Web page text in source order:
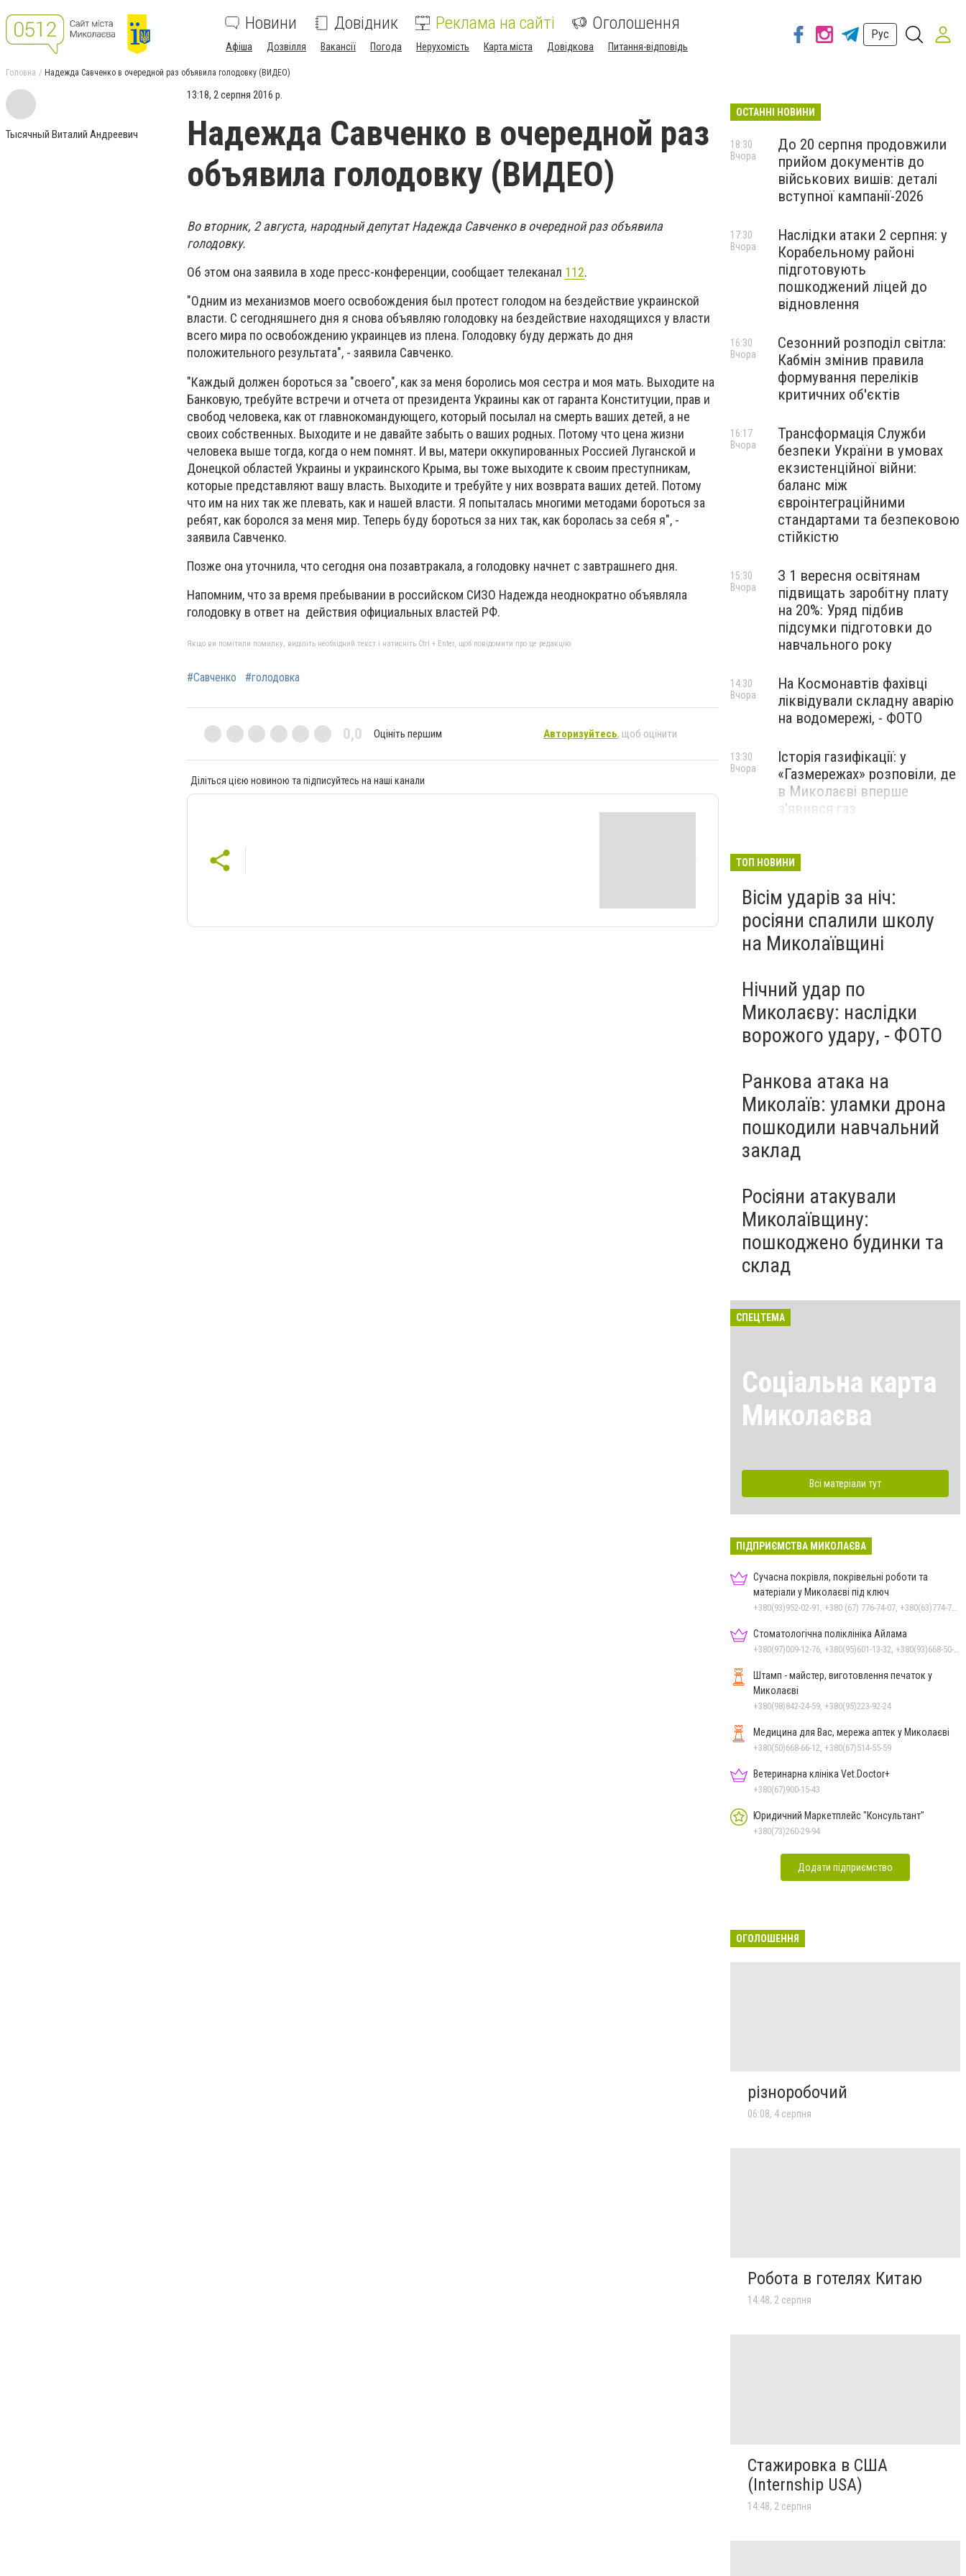
Новини Довідник Реклама на сайті Оголошення
Афіша Дозвілля Вакансії Погода Нерухомість Карта міста Довідкова Питання-відповідь
Рус
Головна Надежда Савченко в очередной раз объявила голодовку (ВИДЕО)
Тысячный Виталий Андреевич
13:18, 2 серпня 2016 р.
Надежда Савченко в очередной раз
объявила голодовку (ВИДЕО)
Во вторник, 2 августа, народный депутат Надежда Савченко в очередной раз объявила
голодовку.
Об этом она заявила в ходе пресс-конференции, сообщает телеканал 112.
"Одним из механизмов моего освобождения был протест голодом на бездействие украинской
власти. С сегодняшнего дня я снова объявляю голодовку на бездействие находящихся у власти
всего мира по освобождению украинцев из плена. Голодовку буду держать до дня
положительного результата", - заявила Савченко.
"Каждый должен бороться за "своего", как за меня боролись моя сестра и моя мать. Выходите на
Банковую, требуйте встречи и отчета от президента Украины как от гаранта Конституции, прав и
свобод человека, как от главнокомандующего, который посылал на смерть ваших детей, а не
своих собственных. Выходите и не давайте забыть о ваших родных. Потому что цена жизни
человека выше тогда, когда о нем помнят. И вы, матери оккупированных Россией Луганской и
Донецкой областей Украины и украинского Крыма, вы тоже выходите к своим преступникам,
которые представляют вашу власть. Выходите и требуйте у них возврата ваших детей. Потому
что им на них так же плевать, как и нашей власти. Я попыталась многими методами бороться за
ребят, как боролся за меня мир. Теперь буду бороться за них так, как боролась за себя я", -
заявила Савченко.
Позже она уточнила, что сегодня она позавтракала, а голодовку начнет с завтрашнего дня.
Напомним, что за время пребывании в российском СИЗО Надежда неоднократно объявляла
голодовку в ответ на действия официальных властей РФ.
Якщо ви помітили помилку, виділіть необхідний текст і натисніть Ctrl + Enter, щоб повідомити про це редакцію
#Савченко #голодовка
0,0 Оцініть першим Авторизуйтесь, щоб оцінити
Діліться цією новиною та підписуйтесь на наші канали
ОСТАННІ НОВИНИ
До 20 серпня продовжили
прийом документів до
військових вишів: деталі
вступної кампанії-2026
18:30
Вчора
Наслідки атаки 2 серпня: у
Корабельному районі
підготовують
пошкоджений ліцей до
відновлення
17:30
Вчора
Сезонний розподіл світла:
Кабмін змінив правила
формування переліків
критичних об'єктів
16:30
Вчора
Трансформація Служби
безпеки України в умовах
екзистенційної війни:
баланс між
євроінтеграційними
стандартами та безпековою
стійкістю
16:17
Вчора
З 1 вересня освітянам
підвищать заробітну плату
на 20%: Уряд підбив
підсумки підготовки до
навчального року
15:30
Вчора
На Космонавтів фахівці
ліквідували складну аварію
на водомережі, - ФОТО
14:30
Вчора
Історія газифікації: у
«Газмережах» розповіли, де
в Миколаєві вперше
з'явився газ
13:30
Вчора
Миколаєві 2026: шукаємо
перезавантаження
ПАРТНЕРСЬКИЙ СПЕЦПРОЄКТ
Вчора
ТОП НОВИНИ
Вісім ударів за ніч:
росіяни спалили школу
на Миколаївщині
Нічний удар по
Миколаєву: наслідки
ворожого удару, - ФОТО
Ранкова атака на
Миколаїв: уламки дрона
пошкодили навчальний
заклад
Росіяни атакували
Миколаївщину:
пошкоджено будинки та
склад
СПЕЦТЕМА
Соціальна карта
Миколаєва
Всі матеріали тут
ПІДПРИЄМСТВА МИКОЛАЄВА
Сучасна покрівля, покрівельні роботи та
матеріали у Миколаєві під ключ
Стоматологічна поліклініка Айлама
Штамп - майстер, виготовлення печаток у
Миколаєві
+380(98)842-24-59, +380(95)223-92-24
Медицина для Вас, мережа аптек у Миколаєві
+380(50)668-66-12, +380(67)514-55-59
Ветеринарна клініка Vet.Doctor+
+380(67)900-15-43
Юридичний Маркетплейс "Консультант"
+380(73)260-29-94
Додати підприємство
ОГОЛОШЕННЯ
різноробочий
06:08, 4 серпня
Робота в готелях Китаю
14:48, 2 серпня
Стажировка в США
(Internship USA)
14:48, 2 серпня